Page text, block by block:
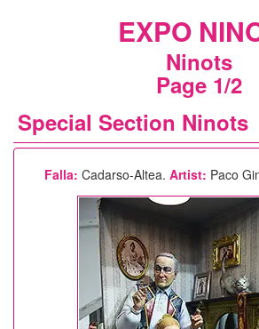
EXPO
Ninots
Page 1/2
Special Section Ninots
Falla: Cadarso-Altea. Artist: Paco